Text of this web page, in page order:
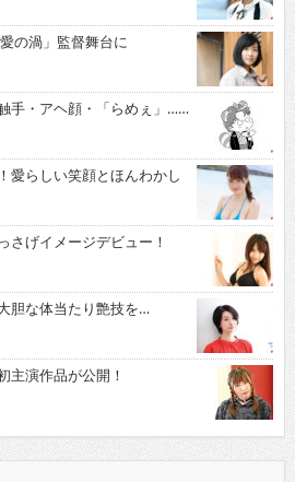
の渦」監督舞台に
手・アヘ顔・「らめぇ」……
らしい笑顔とほんわかし
げイメージデビュー！
胆な体当たり艶技を…
演作品が公開！